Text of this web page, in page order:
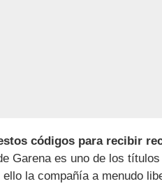
códigos para recibir
Garena es uno de los
la compañía a menudo